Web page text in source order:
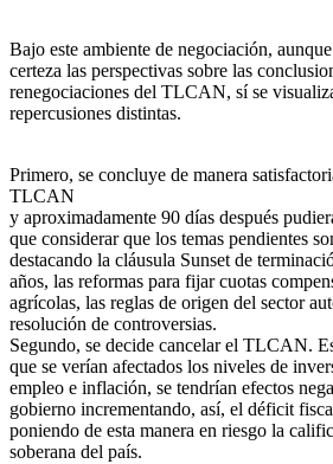
Bajo este ambiente de negociación,
certeza las perspectivas sobre las
renegociaciones del TLCAN, sí se
repercusiones distintas.
Primero, se concluye de manera
TLCAN
y aproximadamente 90 días después
que considerar que los temas pendientes
destacando la cláusula Sunset de
años, las reformas para fijar cuotas
agrícolas, las reglas de origen del sector
resolución de controversias.
Segundo, se decide cancelar el TLCAN.
que se verían afectados los niveles de
empleo e inflación, se tendrían efectos
gobierno incrementando, así, el déficit
poniendo de esta manera en riesgo la
soberana del país.